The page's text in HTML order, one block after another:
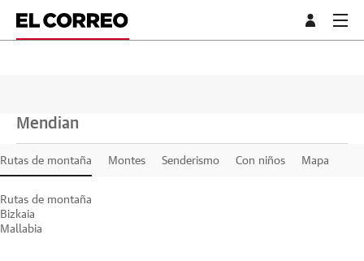
Mendian
Rutas de montaña Montes Senderismo Con niños Mapa
Rutas de montaña
Bizkaia
Mallabia